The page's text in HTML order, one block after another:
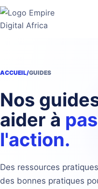
Aller
contenu
ACCUEIL/GUIDES
Nos
aider à
l'action.
Des ressources
des bonnes pratiques